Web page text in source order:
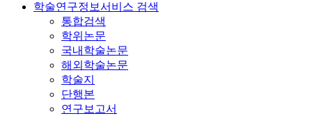
학술연구정보서비스 검색
통합검색
학위논문
국내학술논문
해외학술논문
학술지
단행본
연구보고서